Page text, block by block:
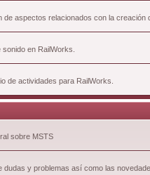
de aspectos relacionados con la creación
en RailWorks.
de actividades para RailWorks.
sobre MSTS
dudas y problemas así como las